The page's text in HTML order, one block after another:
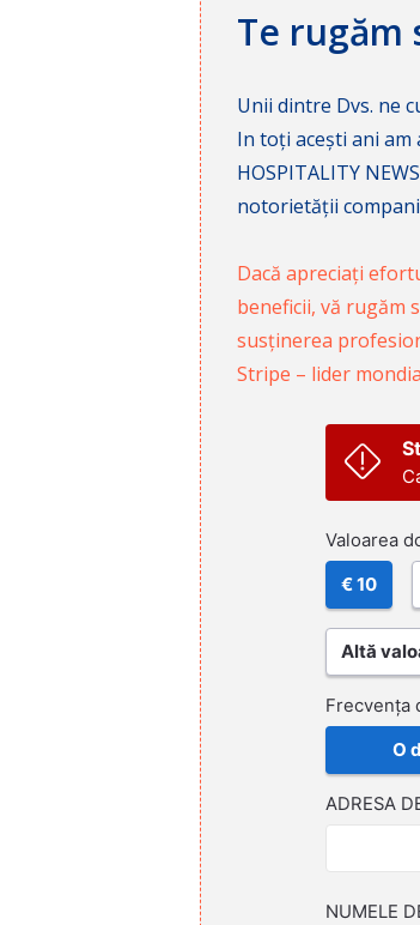
Te rugăm
Unii dintre Dvs. ne
In toți acești ani am
HOSPITALITY
notorietății
Dacă apreciați
beneficii, vă rugăm
susținerea
Stripe – lider
Valoarea
€ 10
Altă
Frecvența
O
ADRESA
NUMELE